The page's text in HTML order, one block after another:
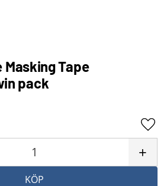
Tape
pack
+
KÖP